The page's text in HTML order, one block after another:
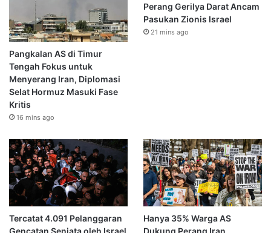
Pangkalan AS di Timur
Tengah Fokus untuk
Menyerang Iran, Diplomasi
Selat Hormuz Masuki Fase
Kritis
16 mins ago
Perang Gerilya Darat Ancam
Pasukan Zionis Israel
21 mins ago
Tercatat 4.091 Pelanggaran
Hanya 35% Warga AS